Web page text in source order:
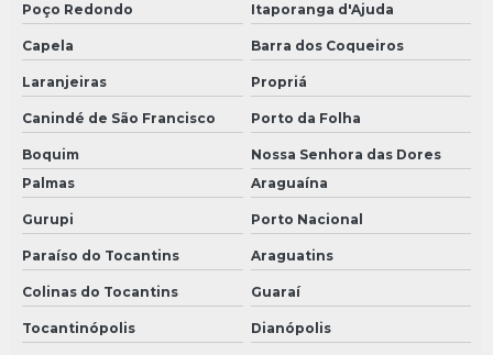
Poço Redondo Itaporanga d'Ajuda
Capela Barra dos Coqueiros
Laranjeiras Propriá
Canindé de São Francisco Porto da Folha
Boquim
Nossa Senhora das Dores
Palmas
Araguaína
Gurupi Porto Nacional
Paraíso do Tocantins Araguatins
Colinas do Tocantins Guaraí
Tocantinópolis Dianópolis